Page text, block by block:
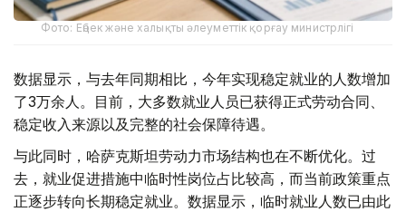
Фото: Еңбек және халықты әлеуметтік қорғау министрлігі
数据显示，与去年同期相比，今年实现稳定就业的人数增加
了3万余人。目前，大多数就业人员已获得正式劳动合同、
稳定收入来源以及完整的社会保障待遇。
与此同时，哈萨克斯坦劳动力市场结构也在不断优化。过
去，就业促进措施中临时性岗位占比较高，而当前政策重点
正逐步转向长期稳定就业。数据显示，临时就业人数已由此